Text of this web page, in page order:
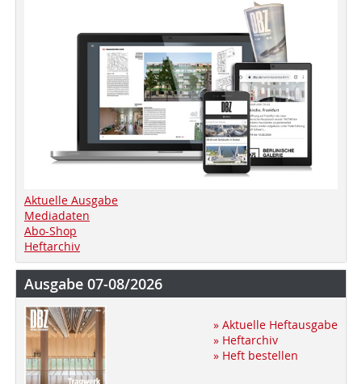
Aktuelle Ausgabe
Mediadaten
Abo-Shop
Heftarchiv
Ausgabe 07-08/2026
» Aktuelle Heftausgabe
» Heftarchiv
» Heft bestellen